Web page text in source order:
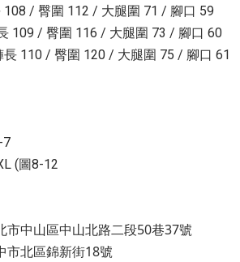
108 / 臀圍 112 / 大腿圍 71 / 腳口 59
109 / 臀圍 116 / 大腿圍 73 / 腳口 60
110 / 臀圍 120 / 大腿圍 75 / 腳口 61
7
(圖8-12
市中山區中山北路二段50巷37號
市北區錦新街18號